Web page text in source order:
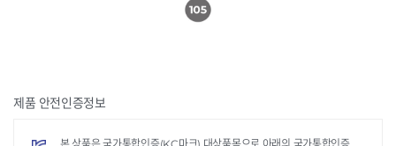
제품 안전인증정보